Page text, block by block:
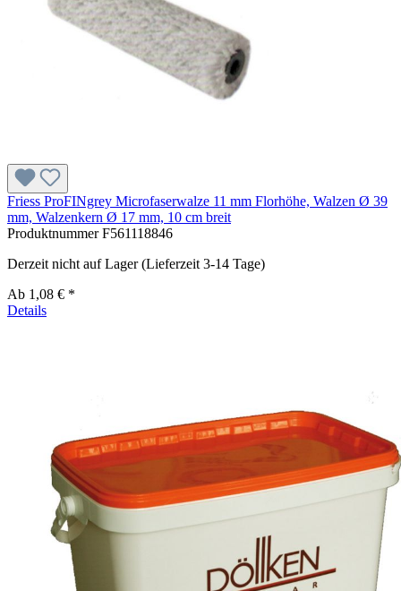
Friess ProFINgrey Microfaserwalze 11 mm Florhöhe, Walzen Ø 39
mm, Walzenkern Ø 17 mm, 10 cm breit
ProduktnummerF561118846
Derzeit nicht auf Lager (Lieferzeit 3-14 Tage)
Ab 1,08 € *
Details